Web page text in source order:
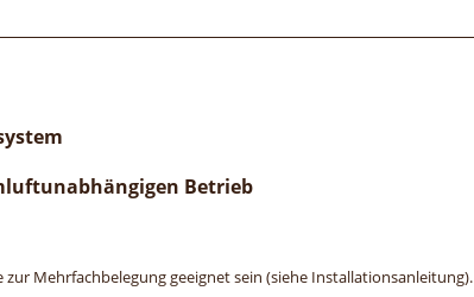
Betrieb
Mehrfachbelegung geeignet sein (siehe Installationsanleitung).